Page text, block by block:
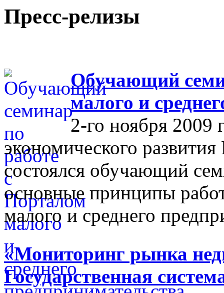
Пресс-релизы
Обучающий
малого и
2-го ноября 2009
экономического
состоялся обучающий
основные принципы
малого и среднего
«Мониторинг рынка
Государственная